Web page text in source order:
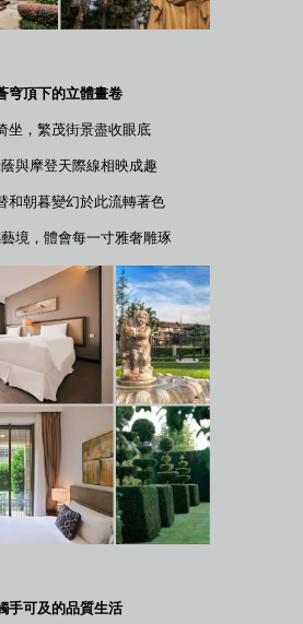
穹頂下的立體畫卷
坐，繁茂街景盡收眼底
與摩登天際線相映成趣
和朝暮變幻於此流轉著色
境，體會每一寸雅奢雕琢
手可及的品質生活